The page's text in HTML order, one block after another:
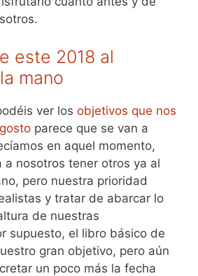
este 2018 al
mano
ver los objetivos que nos
parece que se van a
en aquel momento,
a nosotros tener otros ya al
pero nuestra prioridad
y tratar de abarcar lo
de nuestras
supuesto, el libro básico de
gran objetivo, pero aún
un poco más la fecha